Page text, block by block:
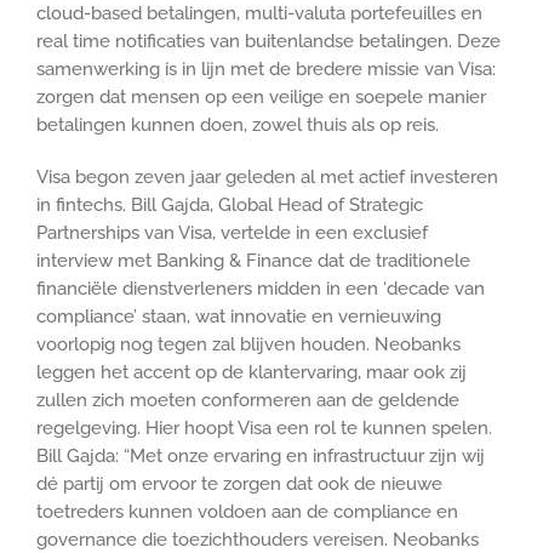
cloud-based betalingen, multi-valuta portefeuilles en
real time notificaties van buitenlandse betalingen. Deze
samenwerking is in lijn met de bredere missie van Visa:
zorgen dat mensen op een veilige en soepele manier
betalingen kunnen doen, zowel thuis als op reis.
Visa begon zeven jaar geleden al met actief investeren
in fintechs. Bill Gajda, Global Head of Strategic
Partnerships van Visa, vertelde in een exclusief
interview met Banking & Finance dat de traditionele
financiële dienstverleners midden in een ‘decade van
compliance’ staan, wat innovatie en vernieuwing
voorlopig nog tegen zal blijven houden. Neobanks
leggen het accent op de klantervaring, maar ook zij
zullen zich moeten conformeren aan de geldende
regelgeving. Hier hoopt Visa een rol te kunnen spelen.
Bill Gajda: “Met onze ervaring en infrastructuur zijn wij
dé partij om ervoor te zorgen dat ook de nieuwe
toetreders kunnen voldoen aan de compliance en
governance die toezichthouders vereisen. Neobanks